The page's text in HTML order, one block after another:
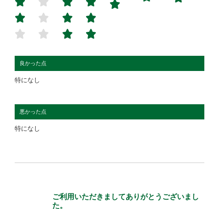
良かった点
特になし
悪かった点
特になし
ご利用いただきましてありがとうございまし
た。